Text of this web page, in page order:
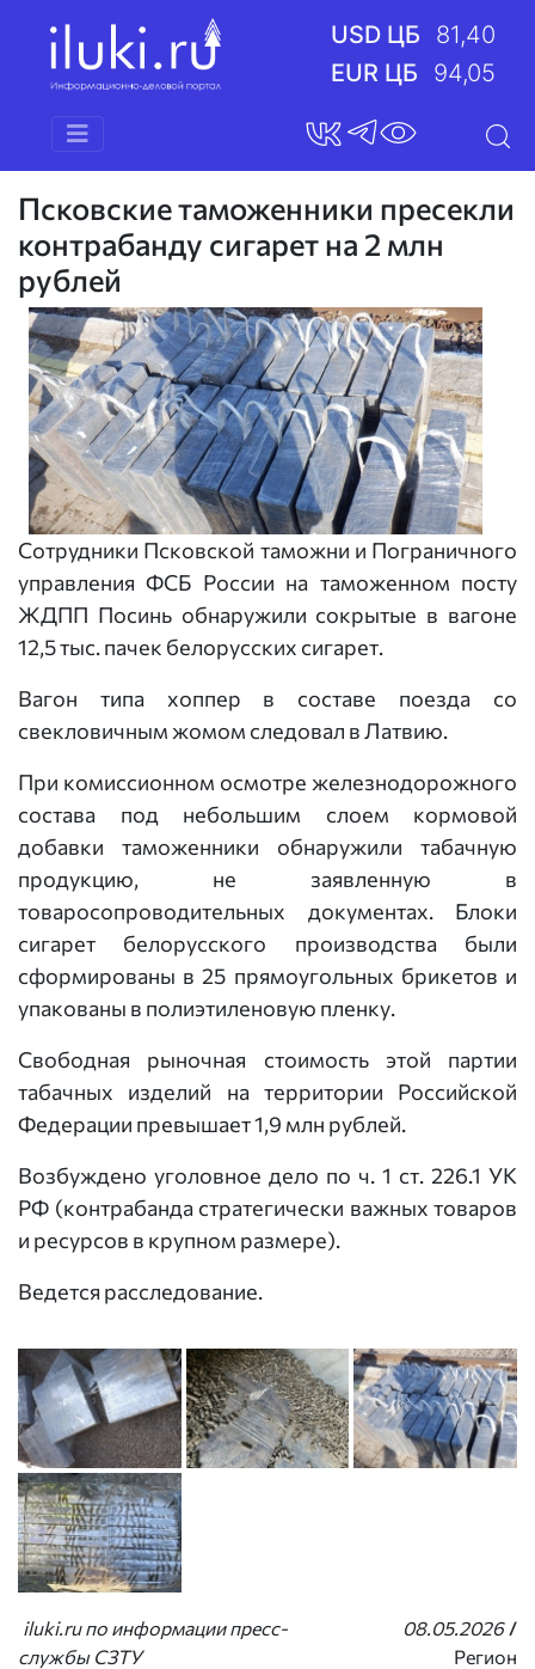
USD ЦБ
81,40
EUR ЦБ
94,05
Псковские таможенники пресекли
контрабанду сигарет на 2 млн
рублей
Сотрудники Псковской таможни и Пограничного
управления ФСБ России на таможенном посту
ЖДПП Посинь обнаружили сокрытые в вагоне
12,5 тыс. пачек белорусских сигарет.
Вагон типа хоппер в составе поезда со
свекловичным жомом следовал в Латвию.
При комиссионном осмотре железнодорожного
состава под небольшим слоем кормовой
добавки таможенники обнаружили табачную
продукцию, не заявленную в
товаросопроводительных документах. Блоки
сигарет белорусского производства были
сформированы в 25 прямоугольных брикетов и
упакованы в полиэтиленовую пленку.
Свободная рыночная стоимость этой партии
табачных изделий на территории Российской
Федерации превышает 1,9 млн рублей.
Возбуждено уголовное дело по ч. 1 ст. 226.1 УК
РФ (контрабанда стратегически важных товаров
и ресурсов в крупном размере).
Ведется расследование.
iluki.ru по информации пресс-
службы СЗТУ
08.05.2026 /
Регион